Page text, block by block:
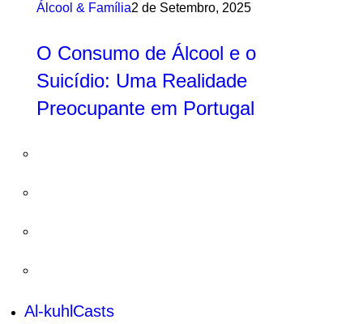
Álcool & Família2 de Setembro, 2025
O Consumo de Álcool e o
Suicídio: Uma Realidade
Preocupante em Portugal
Al-kuhlCasts